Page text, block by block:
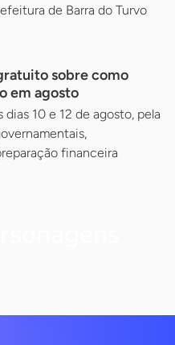
de Barra do Turvo
sobre como
em agosto
10 e 12 de agosto, pela
financeira